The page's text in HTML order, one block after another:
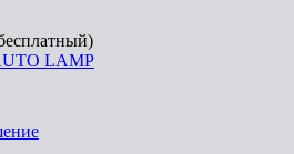
LAMP